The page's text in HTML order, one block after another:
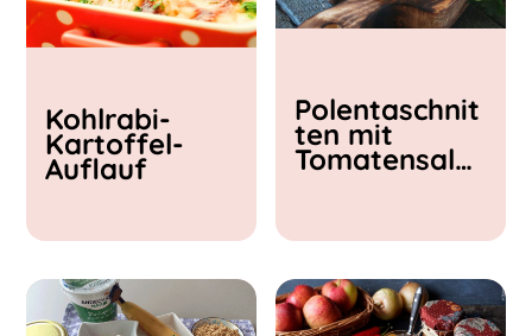
Kohlrabi-
Kartoffel-
Auflauf
Polentaschnit
ten mit
Tomatensalat